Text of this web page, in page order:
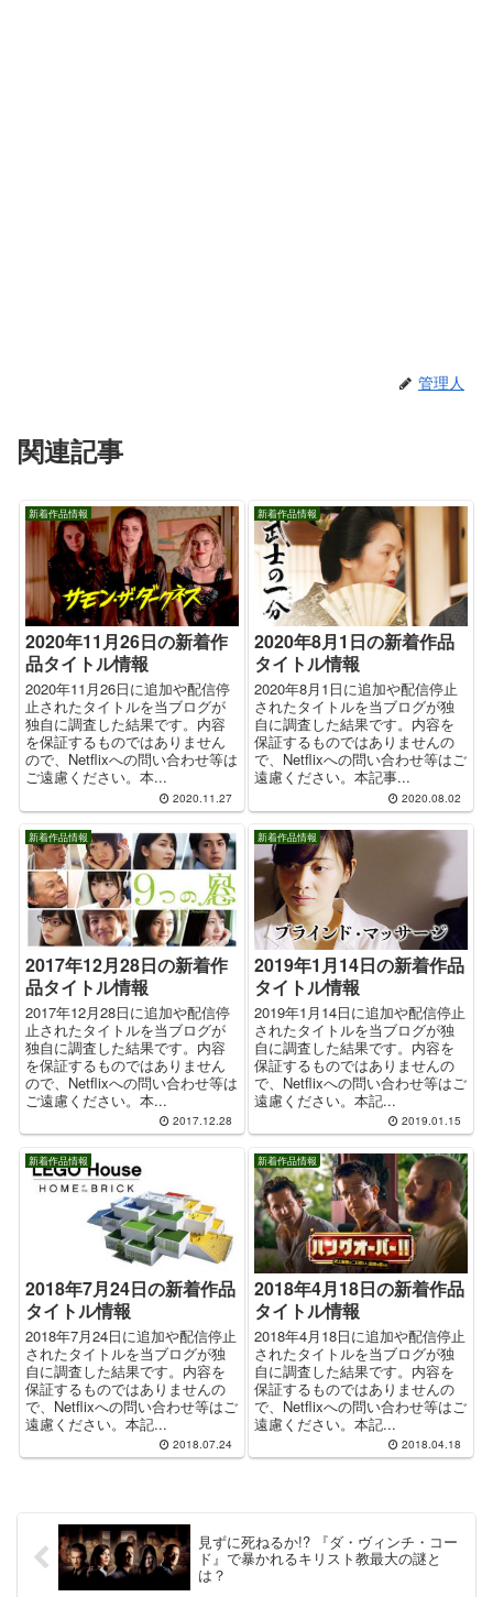
管理人
関連記事
新着作品情報
2020年11月26日の新着作
品タイトル情報
2020年11月26日に追加や配信停
止されたタイトルを当ブログが
独自に調査した結果です。内容
を保証するものではありません
ので、Netflixへの問い合わせ等は
ご遠慮ください。本...
2020.11.27
新着作品情報
2020年8月1日の新着作品
タイトル情報
2020年8月1日に追加や配信停止
されたタイトルを当ブログが独
自に調査した結果です。内容を
保証するものではありませんの
で、Netflixへの問い合わせ等はご
遠慮ください。本記事...
2020.08.02
新着作品情報
2017年12月28日の新着作
品タイトル情報
2017年12月28日に追加や配信停
止されたタイトルを当ブログが
独自に調査した結果です。内容
を保証するものではありません
ので、Netflixへの問い合わせ等は
ご遠慮ください。本...
2017.12.28
新着作品情報
2019年1月14日の新着作品
タイトル情報
2019年1月14日に追加や配信停止
されたタイトルを当ブログが独
自に調査した結果です。内容を
保証するものではありませんの
で、Netflixへの問い合わせ等はご
遠慮ください。本記...
2019.01.15
新着作品情報
2018年7月24日の新着作品
タイトル情報
2018年7月24日に追加や配信停止
されたタイトルを当ブログが独
自に調査した結果です。内容を
保証するものではありませんの
で、Netflixへの問い合わせ等はご
遠慮ください。本記...
2018.07.24
新着作品情報
2018年4月18日の新着作品
タイトル情報
2018年4月18日に追加や配信停止
されたタイトルを当ブログが独
自に調査した結果です。内容を
保証するものではありませんの
で、Netflixへの問い合わせ等はご
遠慮ください。本記...
2018.04.18
見ずに死ねるか!? 『ダ・ヴィンチ・コー
ド』で暴かれるキリスト教最大の謎と
は？